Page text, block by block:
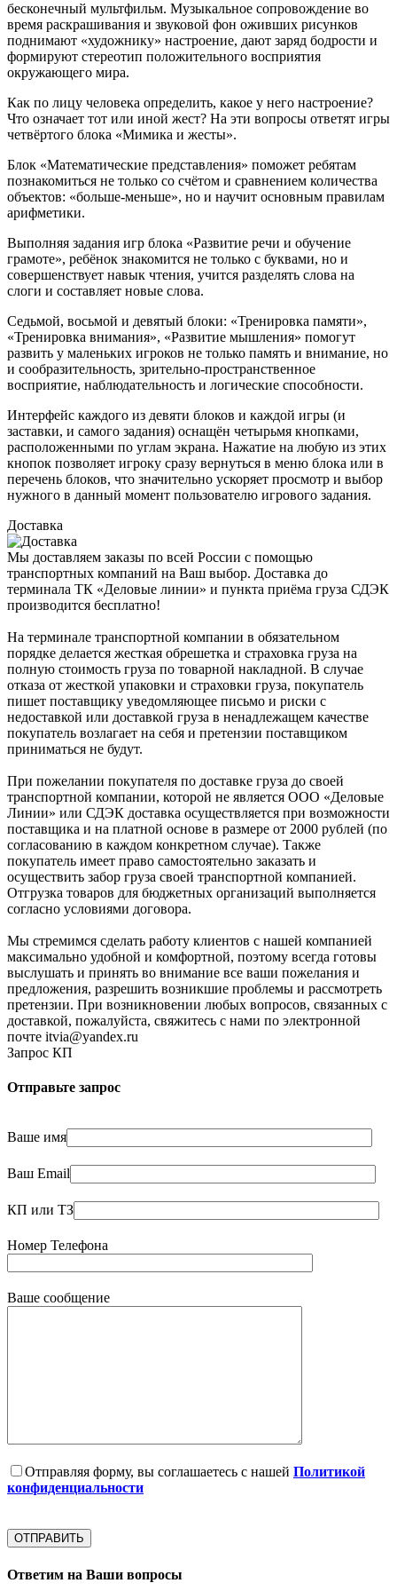
бесконечный мульт­фильм. Музыкальное сопровождение во
время раскрашивания и звуковой фон ожив­ших рисунков
поднимают «художнику» настроение, дают заряд бодрости и
формируют сте­рео­тип положительного восприятия
окружающего мира.
Как по лицу человека определить, какое у него настроение?
Что означает тот или иной жест? На эти вопросы ответят игры
четвёртого блока «Мимика и жесты».
Блок «Математические представления» поможет ребятам
познакомиться не только со счётом и сравнением количества
объектов: «больше-меньше», но и научит основным правилам
арифметики.
Выполняя задания игр блока «Развитие речи и обучение
грамоте», ребёнок знакомится не только с буквами, но и
совершенствует навык чтения, учится разделять слова на
слоги и составляет новые слова.
Седьмой, восьмой и девятый блоки: «Тренировка памяти»,
«Тренировка внима­ния», «Развитие мышления» помогут
развить у маленьких игроков не только память и внимание, но
и сообразительность, зрительно-прост­ран­ственное
восприятие, наблюда­тельность и логические способности.
Интерфейс каждого из девяти блоков и каждой игры (и
заставки, и самого задания) оснащён четырьмя кнопками,
расположенными по углам экрана. Нажатие на любую из этих
кнопок позволяет игроку сразу вернуться в меню блока или в
перечень бло­ков, что значительно ускоряет просмотр и выбор
нужного в данный момент пользо­вателю игрового задания.
Доставка
Мы доставляем заказы по всей России с помощью
транспортных компаний на Ваш выбор. Доставка до
терминала ТК «Деловые линии» и пункта приёма груза СДЭК
производится бесплатно!
На терминале транспортной компании в обязательном
порядке делается жесткая обрешетка и страховка груза на
полную стоимость груза по товарной накладной. В случае
отказа от жесткой упаковки и страховки груза, покупатель
пишет поставщику уведомляющее письмо и риски с
недоставкой или доставкой груза в ненадлежащем качестве
покупатель возлагает на себя и претензии поставщиком
приниматься не будут.
При пожелании покупателя по доставке груза до своей
транспортной компании, которой не является ООО «Деловые
Линии» или СДЭК доставка осуществляется при возможности
поставщика и на платной основе в размере от 2000 рублей (по
согласованию в каждом конкретном случае). Также
покупатель имеет право самостоятельно заказать и
осуществить забор груза своей транспортной компанией.
Отгрузка товаров для бюджетных организаций выполняется
согласно условиями договора.
Мы стремимся сделать работу клиентов с нашей компанией
максимально удобной и комфортной, поэтому всегда готовы
выслушать и принять во внимание все ваши пожелания и
предложения, разрешить возникшие проблемы и рассмотреть
претензии. При возникновении любых вопросов, связанных с
доставкой, пожалуйста, свяжитесь с нами по электронной
почте itvia@yandex.ru
Запрос КП
Отправьте запрос
Ваше имя
Ваш Email
КП или ТЗ
Номер Телефона
Ваше сообщение
Отправляя форму, вы соглашаетесь с нашей Политикой
конфиденциальности
Ответим на Ваши вопросы